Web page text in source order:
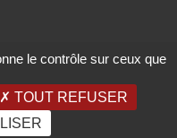
PRENDRE RDV
le contrôle sur ceux que
TOUT REFUSER